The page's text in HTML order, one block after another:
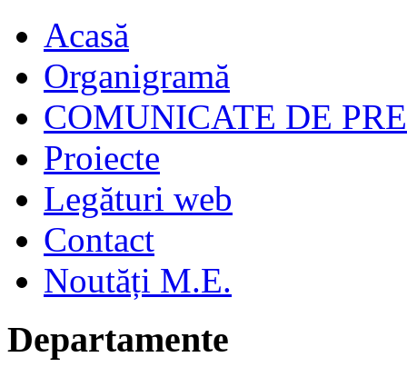
Acasă
Organigramă
COMUNICATE DE
Proiecte
Legături web
Contact
Noutăți M.E.
Departamente